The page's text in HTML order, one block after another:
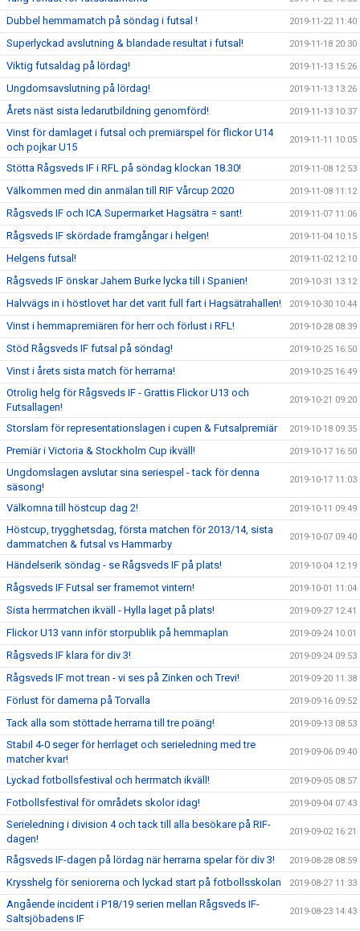
Dubbel hemmamatch på söndag i futsal ! 2019-11-22 11:40
Superlyckad avslutning & blandade resultat i futsal! 2019-11-18 20:30
Viktig futsaldag på lördag! 2019-11-13 15:26
Ungdomsavslutning på lördag! 2019-11-13 13:26
Årets näst sista ledarutbildning genomförd! 2019-11-13 10:37
Vinst för damlaget i futsal och premiärspel för flickor U14
och pojkar U15
2019-11-11 10:05
Stötta Rågsveds IF i RFL på söndag klockan 18.30! 2019-11-08 12:53
Välkommen med din anmälan till RIF Vårcup 2020 2019-11-08 11:12
Rågsveds IF och ICA Supermarket Hagsätra = sant! 2019-11-07 11:06
Rågsveds IF skördade framgångar i helgen! 2019-11-04 10:15
Helgens futsal! 2019-11-02 12:10
Rågsveds IF önskar Jahem Burke lycka till i Spanien! 2019-10-31 13:12
Halvvägs in i höstlovet har det varit full fart i Hagsätrahallen! 2019-10-30 10:44
Vinst i hemmapremiären för herr och förlust i RFL! 2019-10-28 08:39
Stöd Rågsveds IF futsal på söndag! 2019-10-25 16:50
Vinst i årets sista match för herrarna! 2019-10-25 16:49
Otrolig helg för Rågsveds IF - Grattis Flickor U13 och
Futsallagen!
2019-10-21 09:20
Storslam för representationslagen i cupen & Futsalpremiär 2019-10-18 09:35
Premiär i Victoria & Stockholm Cup ikväll! 2019-10-17 16:50
Ungdomslagen avslutar sina seriespel - tack för denna
säsong!
2019-10-17 11:03
Välkomna till höstcup dag 2! 2019-10-11 09:49
Höstcup, trygghetsdag, första matchen för 2013/14, sista
dammatchen & futsal vs Hammarby
2019-10-07 09:40
Händelserik söndag - se Rågsveds IF på plats! 2019-10-04 12:19
Rågsveds IF Futsal ser framemot vintern! 2019-10-01 11:04
Sista herrmatchen ikväll - Hylla laget på plats! 2019-09-27 12:41
Flickor U13 vann inför storpublik på hemmaplan 2019-09-24 10:01
Rågsveds IF klara för div 3! 2019-09-24 09:53
Rågsveds IF mot trean - vi ses på Zinken och Trevi! 2019-09-20 11:38
Förlust för damerna på Torvalla 2019-09-16 09:52
Tack alla som stöttade herrarna till tre poäng! 2019-09-13 08:53
Stabil 4-0 seger för herrlaget och serieledning med tre
matcher kvar!
2019-09-06 09:40
Lyckad fotbollsfestival och herrmatch ikväll! 2019-09-05 08:57
Fotbollsfestival för områdets skolor idag! 2019-09-04 07:43
Serieledning i division 4 och tack till alla besökare på RIF-
dagen!
2019-09-02 16:21
Rågsveds IF-dagen på lördag när herrarna spelar för div 3! 2019-08-28 08:59
Krysshelg för seniorerna och lyckad start på fotbollsskolan 2019-08-27 11:33
Angående incident i P18/19 serien mellan Rågsveds IF-
Saltsjöbadens IF
2019-08-23 14:43